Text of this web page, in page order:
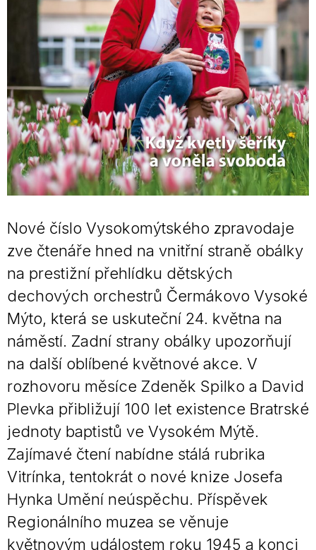
Nové číslo Vysokomýtského zpravodaje
zve čtenáře hned na vnitřní straně obálky
na prestižní přehlídku dětských
dechových orchestrů Čermákovo Vysoké
Mýto, která se uskuteční 24. května na
náměstí. Zadní strany obálky upozorňují
na další oblíbené květnové akce. V
rozhovoru měsíce Zdeněk Spilko a David
Plevka přibližují 100 let existence Bratrské
jednoty baptistů ve Vysokém Mýtě.
Zajímavé čtení nabídne stálá rubrika
Vitrínka, tentokrát o nové knize Josefa
Hynka Umění neúspěchu. Příspěvek
Regionálního muzea se věnuje
květnovým událostem roku 1945 a konci